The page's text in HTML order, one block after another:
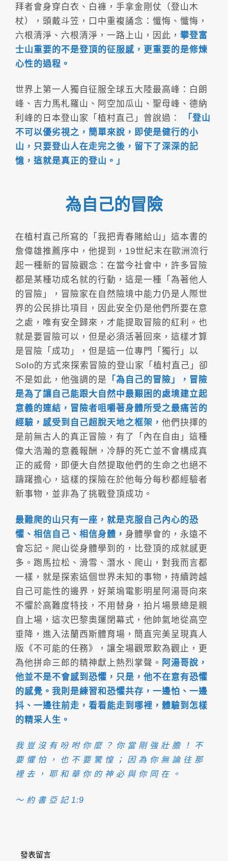
拜者會身穿白衣、白褲，手拿金剛仗（登山木
杖），頭戴斗笠，口中重複誦念：懺悔、懺悔，
六根清淨、六根清淨，一路上山，因此， 攀登富
士山重要的不是登頂的征服感，更重要的是修煉
心性的過程。
世界上第一人獨自征服全球五大陸最高峰：白朗
峰、吉力馬札羅山、阿空加瓜山、聖母峰、德納
利峰的日本登山家「植村直己」曾說過：
「登山
不可以優劣視之，簡單來說，即使是健行的小
山，只要登山人在走完之後，留下了深深的記
憶，這就是真正的登山。」
為自己的冒險
在植村直己所寫的「我把青春賭給山」這本書的
詹偉雄推薦序中，他提到，19世紀末在歐洲流行
起一種新的冒險觀念：在當今社會中，許多冒險
都是某種功成名就的行動，這是一種「為著他人
的冒險」，冒險家在自然險境中能力仍是人際世
界的公民排比項目，因此安全仍是他們所要在意
之處，唯有安全歸來，才能提取冒險的紅利。也
就是要冒險可以，但是必須活著回來，這樣才算
是冒險「成功」，但是這一位專門「獨行」以
Solo的方式來探索冒險的登山家「植村直己」卻
不是如此，他強調的是
「為自己的冒險」，冒險
是為了讓自己能跟大自然中最艱困的處境建立起
意義的連結，冒險者咀嚼著身體所受之最痛苦的
經驗，感受到自己超脫天地之框架， 他們抉擇的
是前無古人的真正冒險，有了「內在自由」這種
偉大浩瀚的意義報酬，冷靜的死亡並不會構成真
正的威脅，即便大自然提取他們的生命之也絕不
躊躇擔心，這樣的探險在於他每分每秒都經驗者
新事物，並非為了挑戰登頂成功。
最難爬的山只有一座，就是克服自己內心的恐
懼、相信自己、相信身體， 身體學會的，永遠不
會忘記。爬山從身體學到的，比登頂的成就感更
多。跑馬拉松、滑雪、潛水、爬山，對我而言都
一樣，就是探索這個世界未知的事物，持續跨越
自己可能性的邊界，好萊塢電影明星阿湯哥向來
不懼於高難度特技，不用替身，拍片場景總是親
自上場，這次巴黎奧運閉幕式，他帥氣地從高空
垂降，進入法蘭西斯體育場，簡直完美呈現真人
版《不可能的任務》，讓全場觀眾歎為觀止，更
為他拼命三郎的精神獻上熱烈掌聲。 阿湯哥說，
他並不是不會感到恐懼，只是，他不在意有恐懼
的感覺。我則是練習和恐懼共存，一邊怕、一邊
抖、一邊往前走，看看能走到哪裡，體驗到怎樣
的精采人生。
我 豈 沒 有 吩 咐 你 麼 ？ 你 當 剛 強 壯 膽 ！ 不
要 懼 怕 ， 也 不 要 驚 惶 ； 因 為 你 無 論 往 那
裡 去 ， 耶 和 華 你 的 神 必 與 你 同 在 。
～ 約 書 亞 記 1:9
發表留言